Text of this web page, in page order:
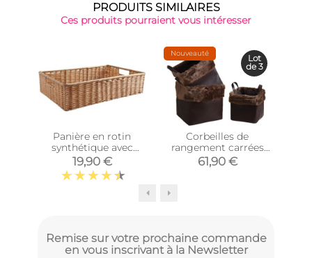
PRODUITS SIMILAIRES
Ces produits pourraient vous intéresser
Panière en rotin
synthétique avec
passe-main
(Longueur 40cm)
19,90 €
Nouveauté
Corbeilles de
rangement carrées
avec fourrure
synthétique (Lot de 3)
61,90 €
Lot
de 3
Remise sur votre prochaine commande
en vous inscrivant à la Newsletter